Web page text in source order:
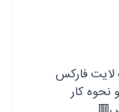
لایت فارکس
کار